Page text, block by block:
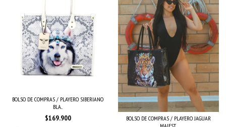
BOLSO DE COMPRAS / PLAYERO SIBERIANO
BLA...
$169.900
BOLSO DE COMPRAS / PLAYERO JAGUAR